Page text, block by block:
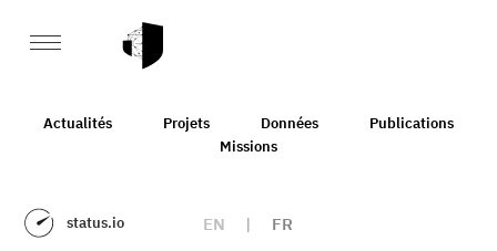
Actualités Projets Données
Publications
Missions
status.io EN | FR